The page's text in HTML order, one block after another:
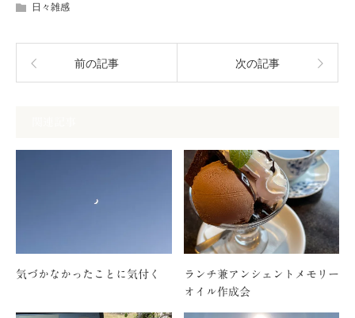
日々雑感
前の記事 次の記事
気づかなかったことに気付く
ランチ兼アンシェントメモリー
オイル作成会